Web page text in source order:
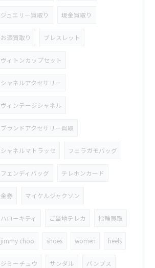
ジュエリー買取り 現金買取り
お酒買取り ブレスレット
ヴィトンカップセット
シャネルアクセサリー
ヴィンテージシャネル
ブランドアクセサリー買取
シャネルマトラッセ フェラガモバッグ
フェンディバッグ テレホンカード
金券 マイケルジャクソン
ハローキティ ご当地テレカ 指輪買取
jimmy choo shoes women heels
ジミーチュウ サンダル パンプス